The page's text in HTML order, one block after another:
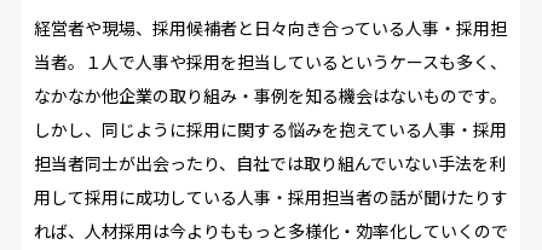
経営者や現場、採用候補者と日々向き合っている人事・採用担
当者。１人で人事や採用を担当しているというケースも多く、
なかなか他企業の取り組み・事例を知る機会はないものです。
しかし、同じように採用に関する悩みを抱えている人事・採用
担当者同士が出会ったり、自社では取り組んでいない手法を利
用して採用に成功している人事・採用担当者の話が聞けたりす
れば、人材採用は今よりももっと多様化・効率化していくので